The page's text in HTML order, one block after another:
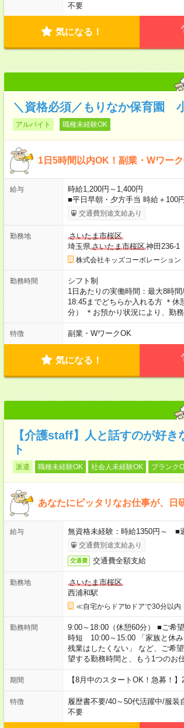
不要
気になる！
＼資格必須／もりなか保育園
アルバイト 職種未経験OK
1日5時間以内OK！副業・Wワー
給与
時給1,200円～1,400円
■平日早朝・夕方手当 時給＋100
交通費別途支給あり
勤務地
さいたま市桜区
埼玉県さいたま市桜区神田236-1
株式会社キッズコーポレーション
勤務時間
シフト制
1日あたりの実働時間：最大8時
18:45までどちらか入れる方 ＊休
分） ＊お預かり状況により、勤
特徴 副業・WワークOK
気になる！
【介護staff】人と話すのが好
ト
派遣 職種未経験OK 社会人未経験OK ブランク
あなたにピッタリなお仕事が、日
給与 無資格未経験：時給1350円～
交通費別途支給あり
交通費 交通費全額支給
勤務地
さいたま市桜区
西浦和駅
≪自宅からドアtoドアで30分以内
勤務時間
9:00～18:00（休憩60分） ■ご希
時短 10:00～15:00 「家族と休
残業はしたくない」 など、ご希
望する勤務時間と、もう1つのお
期間 【8月中のスタートOK！急募！
特徴 履歴書不要/40～50代活躍中/服装
不要